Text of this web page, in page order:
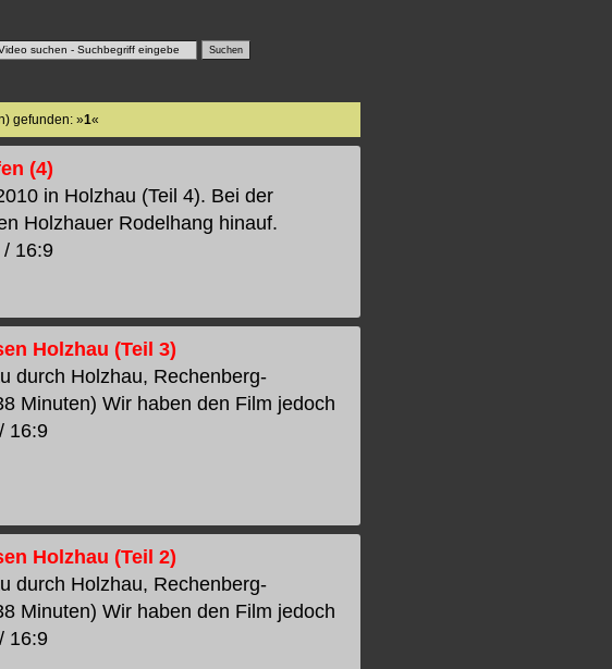
gefunden: »1«
(4)
in Holzhau (Teil 4). Bei der
Holzhauer Rodelhang hinauf.
/ 16:9
Holzhau (Teil 3)
durch Holzhau, Rechenberg-
Minuten) Wir haben den Film jedoch
16:9
Holzhau (Teil 2)
durch Holzhau, Rechenberg-
Minuten) Wir haben den Film jedoch
16:9